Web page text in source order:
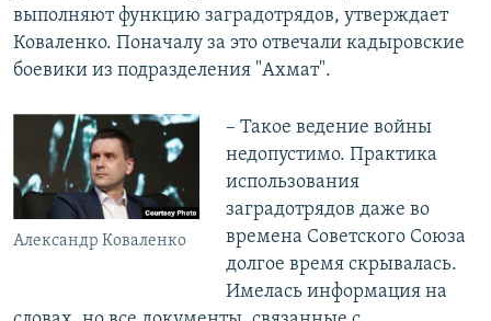
выполняют функцию заградотрядов, утверждает
Коваленко. Поначалу за это отвечали кадыровские
боевики из подразделения "Ахмат".
Александр Коваленко
– Такое ведение войны
недопустимо. Практика
использования
заградотрядов даже во
времена Советского Союза
долгое время скрывалась.
Имелась информация на